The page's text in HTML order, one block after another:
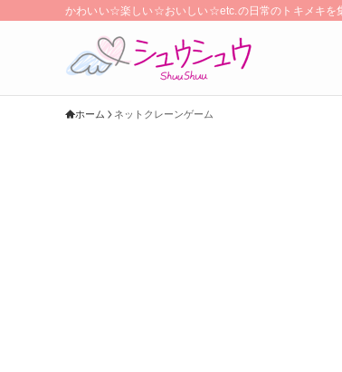
かわいい☆楽しい☆おいしい☆etc.の日常のトキメキを
ホーム ネットクレーンゲーム